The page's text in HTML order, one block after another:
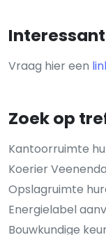
Vraag hier een
Zoek op
Kantoorruimte
Koerier
Opslagruimte
Energielabel
Bouwkundige